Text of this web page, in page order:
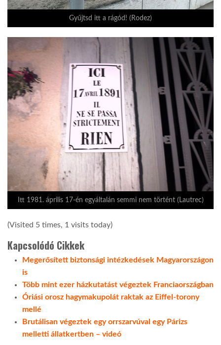
Gyűjtsd itt a rágód! (Rodez)
Itt 1981. április 17-én egyáltalán semmi nem történt (Lautrec)
(Visited 5 times, 1 visits today)
Kapcsolódó Cikkek
Megerősített biztonsági intézkedések Magyarországon
is
Több mint ezer házkutatást végeztek Franciaországban
Óriási orosz hagymakupolát raktak az Eiffel-torony
mellé
Brutálisan végeztek egy orrszarvúval egy Párizs
melletti állatkertben – videó